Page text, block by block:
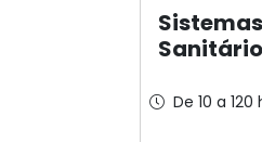
Sanitário
De 10 a 120